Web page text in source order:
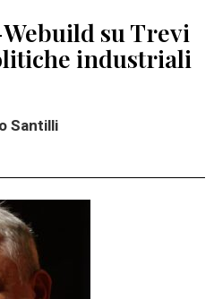
su Trevi
industriali
Santilli